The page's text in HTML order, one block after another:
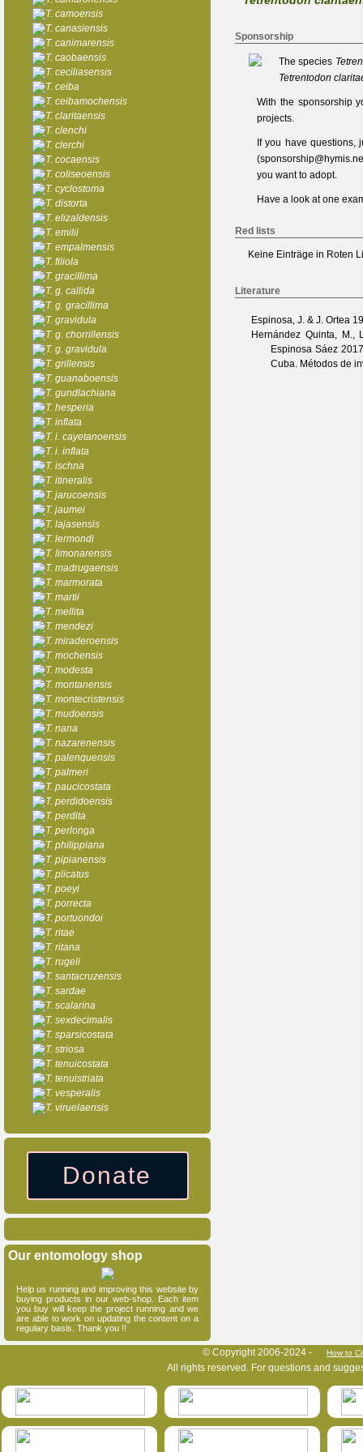
Sponsorship
The species
Tetrentodon
With the sponsorship
projects.
If you have
(
you want to adopt.
Have a look at one
Red lists
Keine Einträge in Roten
Literature
Espinosa, J. & J. Ortea
Hernández Quinta, M.,
Espinosa Sáez
Cuba. Métodos de
T. camoensis
T. canasiensis
T. canimarensis
T. caobaensis
T. ceciliasensis
T. ceiba
T. ceibamochensis
T. claritaensis
T. clenchi
T. clerchi
T. cocaensis
T. coliseoensis
T. cyclostoma
T. distorta
T. elizaldensis
T. emilii
T. empalmensis
T. filiola
T. gracillima
T. g. callida
T. g. gracillima
T. gravidula
T. g. chorrillensis
T. g. gravidula
T. grillensis
T. guanaboensis
T. gundlachiana
T. hesperia
T. inflata
T. i. cayetanoensis
T. i. inflata
T. ischna
T. itineralis
T. jarucoensis
T. jaumei
T. lajasensis
T. lermondi
T. limonarensis
T. madrugaensis
T. marmorata
T. martii
T. mellita
T. mendezi
T. miraderoensis
T. mochensis
T. modesta
T. montanensis
T. montecristensis
T. mudoensis
T. nana
T. nazarenensis
T. palenquensis
T. palmeri
T. paucicostata
T. perdidoensis
T. perdita
T. perlonga
T. philippiana
T. pipianensis
T. plicatus
T. poeyi
T. porrecta
T. portuondoi
T. ritae
T. ritana
T. rugeli
T. santacruzensis
T. sardae
T. scalarina
T. sexdecimalis
T. sparsicostata
T. striosa
T. tenuicostata
T. tenuistriata
T. vesperalis
T. viruelaensis
Donate
Our entomology shop
Help us running and improving this website by
buying products in our web-shop. Each item
you buy will keep the project running and we
are able to work on updating the content on a
regulary basis. Thank you !!
© Copyright 2006-2024 - How to
All rights reserved. For questions and
HymIS projectlist